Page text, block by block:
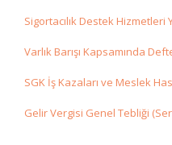
Sigortacılık Destek Hizmetleri
Varlık Barışı Kapsamında
SGK İş Kazaları ve Meslek
Gelir Vergisi Genel Tebliği